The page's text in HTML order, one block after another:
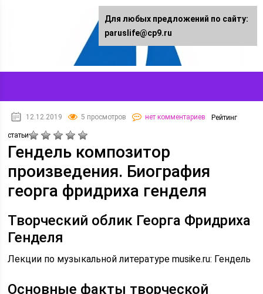
12.12.2019 5 просмотров нет комментариев Рейтинг
статьи
Гендель композитор
произведения. Биография
георга фридриха генделя
Творческий облик Георга Фридриха
Генделя
Лекции по музыкальной литературе musike.ru: Гендель
Основные факты творческой
Для любых предложений по сайту:
paruslife@cp9.ru